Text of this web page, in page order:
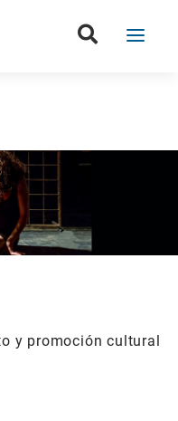
y promoción cultural